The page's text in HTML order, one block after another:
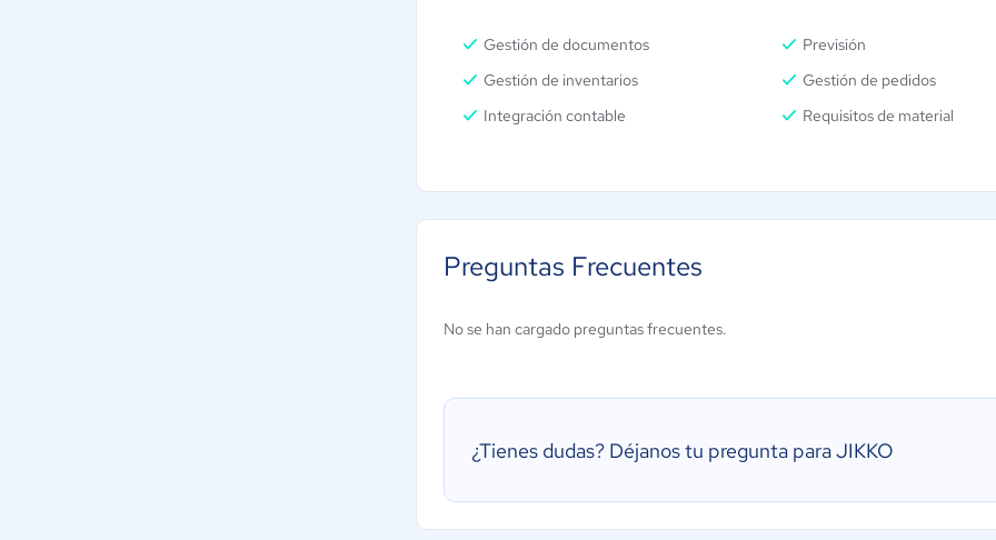
Gestión de documentos Previsión
Gestión de inventarios
Gestión de pedidos
Integración contable
Requisitos de material
Preguntas Frecuentes
No se han cargado preguntas frecuentes.
¿Tienes dudas? Déjanos tu pregunta para JIKKO